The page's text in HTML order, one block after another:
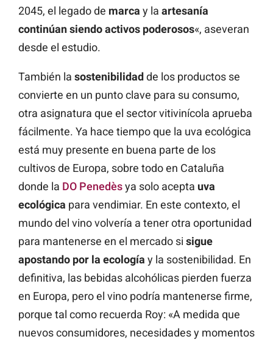
2045, el legado de marca y la artesanía
continúan siendo activos poderosos«, aseveran
desde el estudio.
También la sostenibilidad de los productos se
convierte en un punto clave para su consumo,
otra asignatura que el sector vitivinícola aprueba
fácilmente. Ya hace tiempo que la uva ecológica
está muy presente en buena parte de los
cultivos de Europa, sobre todo en Cataluña
donde la DO Penedèsya solo acepta uva
ecológica para vendimiar. En este contexto, el
mundo del vino volvería a tener otra oportunidad
para mantenerse en el mercado si sigue
apostando por la ecología y la sostenibilidad. En
definitiva, las bebidas alcohólicas pierden fuerza
en Europa, pero el vino podría mantenerse firme,
porque tal como recuerda Roy: «A medida que
nuevos consumidores, necesidades y momentos